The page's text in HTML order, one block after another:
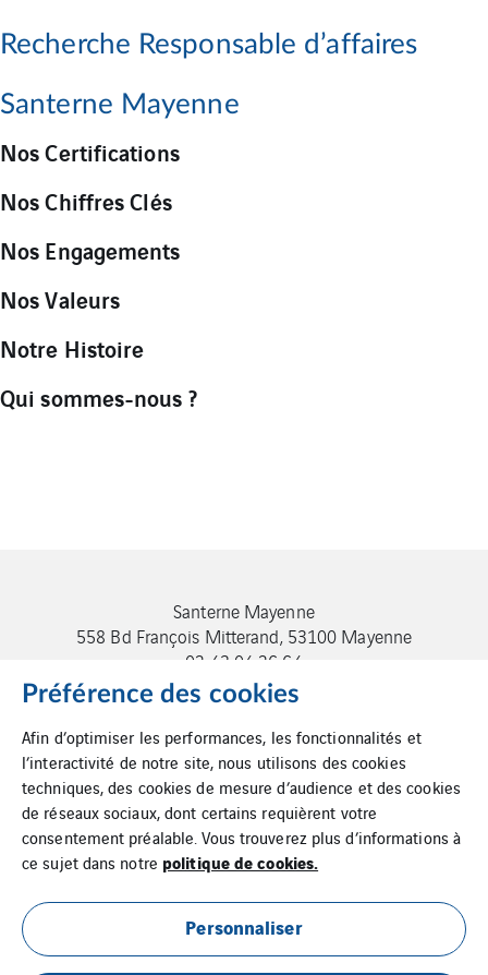
Recherche Responsable d’affaires
Santerne Mayenne
Nos Certifications
Nos Chiffres Clés
Nos Engagements
Nos Valeurs
Notre Histoire
Qui sommes-nous ?
Santerne Mayenne
558 Bd François Mitterand, 53100 Mayenne
02 43 04 26 64
Mentions légales
Plan du site
Préférence des cookies
Afin d’optimiser les performances, les fonctionnalités et
l’interactivité de notre site, nous utilisons des cookies
techniques, des cookies de mesure d’audience et des cookies
de réseaux sociaux, dont certains requièrent votre
consentement préalable. Vous trouverez plus d’informations à
ce sujet dans notre politique de cookies.
Personnaliser